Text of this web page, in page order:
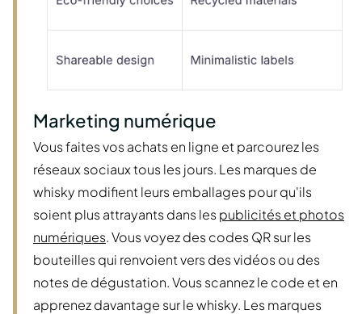
Marketing numérique
Vous faites vos achats en ligne et parcourez les
réseaux sociaux tous les jours. Les marques de
whisky modifient leurs emballages pour qu'ils
soient plus attrayants dans lespublicités et photos
numériques. Vous voyez des codes QR sur les
bouteilles qui renvoient vers des vidéos ou des
notes de dégustation. Vous scannez le code et en
apprenez davantage sur le whisky. Les marques